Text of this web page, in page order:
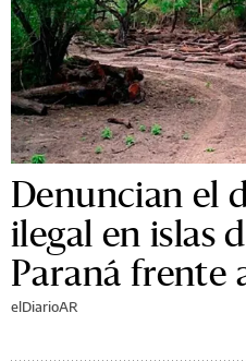
Denuncian el
ilegal en islas
Paraná frente
elDiarioAR